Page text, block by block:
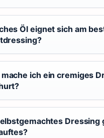
Öl eignet sich am
ich ein cremiges
Dressing